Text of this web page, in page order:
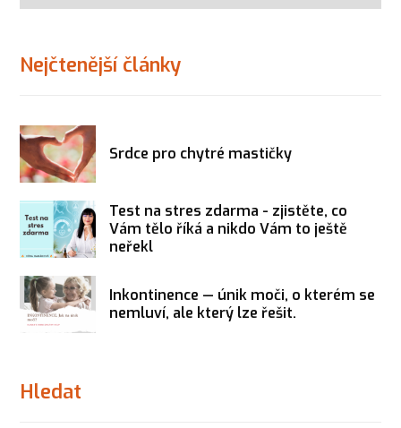
Nejčtenější články
Srdce pro chytré mastičky
Test na stres zdarma - zjistěte, co
Vám tělo říká a nikdo Vám to ještě
neřekl
Inkontinence — únik moči, o kterém se
nemluví, ale který lze řešit.
Hledat